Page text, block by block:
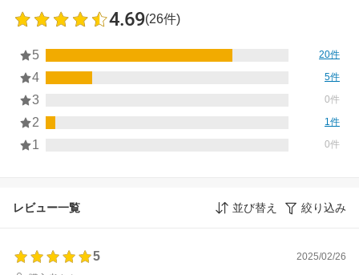
4.69(26件)
5 20件
4 5件
3 0件
2 1件
1 0件
レビュー一覧 並び替え 絞り込み
5
2025/02/26